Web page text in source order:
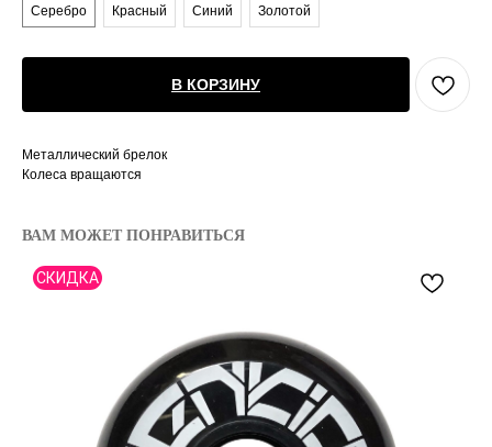
Серебро
Красный Синий Золотой
В КОРЗИНУ
Металлический брелок
Колеса вращаются
ВАМ МОЖЕТ ПОНРАВИТЬСЯ
СКИДКА